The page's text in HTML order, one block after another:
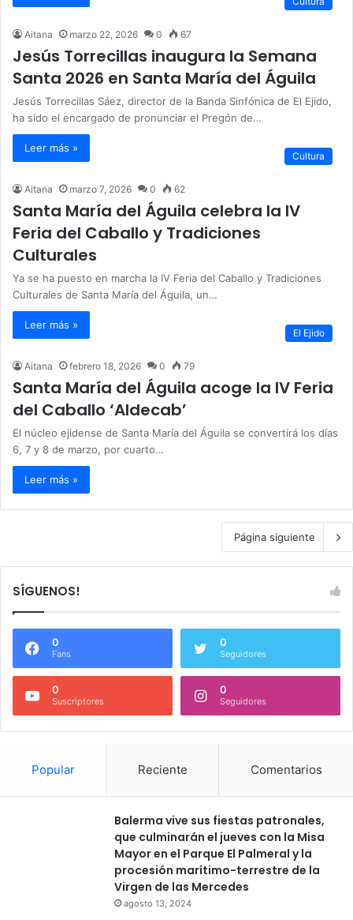
Aitana marzo 22, 2026 0 67
Jesús Torrecillas inaugura la Semana
Santa 2026 en Santa María del Águila
Jesús Torrecillas Sáez, director de la Banda Sinfónica de El Ejido,
ha sido el encargado de pronunciar el Pregón de…
Leer más »
Cultura
Aitana marzo 7, 2026 0 62
Santa María del Águila celebra la IV
Feria del Caballo y Tradiciones
Culturales
Ya se ha puesto en marcha la IV Feria del Caballo y Tradiciones
Culturales de Santa María del Águila, un…
Leer más »
El Ejido
Aitana febrero 18, 2026 0 79
Santa María del Águila acoge la IV Feria
del Caballo ‘Aldecab’
El núcleo ejidense de Santa María del Águila se convertirá los días
6, 7 y 8 de marzo, por cuarto…
Leer más »
Página siguiente
SÍGUENOS!
0
Fans
0
Seguidores
0
Suscriptores
0
Seguidores
Popular Reciente Comentarios
Balerma vive sus fiestas patronales,
que culminarán el jueves con la Misa
Mayor en el Parque El Palmeral y la
procesión marítimo-terrestre de la
Virgen de las Mercedes
agosto 13, 2024